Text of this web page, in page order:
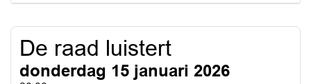
De raad luistert
donderdag 15 januari 2026